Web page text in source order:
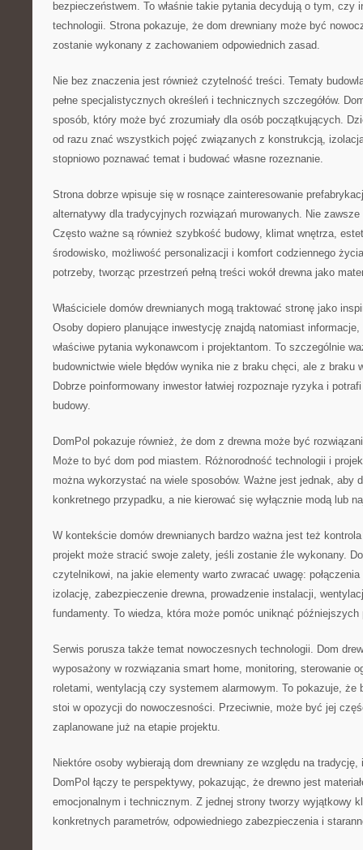
bezpieczeństwem. To właśnie takie pytania decydują o tym, czy
technologii. Strona pokazuje, że dom drewniany może być
zostanie wykonany z zachowaniem odpowiednich zasad.
Nie bez znaczenia jest również czytelność treści. Tematy
pełne specjalistycznych określeń i technicznych szczegółów.
sposób, który może być zrozumiały dla osób początkujących.
od razu znać wszystkich pojęć związanych z konstrukcją,
stopniowo poznawać temat i budować własne rozeznanie.
Strona dobrze wpisuje się w rosnące zainteresowanie
alternatywy dla tradycyjnych rozwiązań murowanych. Nie zawsze
Często ważne są również szybkość budowy, klimat wnętrza,
środowisko, możliwość personalizacji i komfort codziennego
potrzeby, tworząc przestrzeń pełną treści wokół drewna jako
Właściciele domów drewnianych mogą traktować stronę jako
Osoby dopiero planujące inwestycję znajdą natomiast
właściwe pytania wykonawcom i projektantom. To szczególnie
budownictwie wiele błędów wynika nie z braku chęci, ale z braku
Dobrze poinformowany inwestor łatwiej rozpoznaje ryzyka i
budowy.
DomPol pokazuje również, że dom z drewna może być
Może to być dom pod miastem. Różnorodność technologii i
można wykorzystać na wiele sposobów. Ważne jest jednak, aby
konkretnego przypadku, a nie kierować się wyłącznie modą lub
W kontekście domów drewnianych bardzo ważna jest też
projekt może stracić swoje zalety, jeśli zostanie źle wykonany.
czytelnikowi, na jakie elementy warto zwracać uwagę:
izolację, zabezpieczenie drewna, prowadzenie instalacji,
fundamenty. To wiedza, która może pomóc uniknąć późniejszych
Serwis porusza także temat nowoczesnych technologii. Dom
wyposażony w rozwiązania smart home, monitoring, sterowanie
roletami, wentylacją czy systemem alarmowym. To pokazuje, że
stoi w opozycji do nowoczesności. Przeciwnie, może być jej
zaplanowane już na etapie projektu.
Niektóre osoby wybierają dom drewniany ze względu na
DomPol łączy te perspektywy, pokazując, że drewno jest
emocjonalnym i technicznym. Z jednej strony tworzy wyjątkowy
konkretnych parametrów, odpowiedniego zabezpieczenia i